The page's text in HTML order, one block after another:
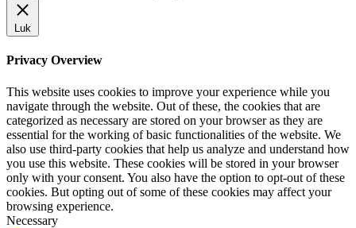
Luk
Privacy Overview
This website uses cookies to improve your experience while you
navigate through the website. Out of these, the cookies that are
categorized as necessary are stored on your browser as they are
essential for the working of basic functionalities of the website. We
also use third-party cookies that help us analyze and understand how
you use this website. These cookies will be stored in your browser
only with your consent. You also have the option to opt-out of these
cookies. But opting out of some of these cookies may affect your
browsing experience.
Necessary